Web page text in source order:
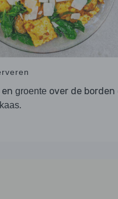
en groente over de borden
kaas.